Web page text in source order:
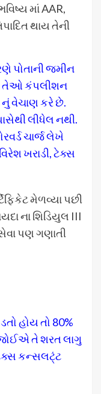
માં AAR,
થાય તેની
પોતાની જમીન
તેઓ કંપલીશન
નું વેચાણ કરે છે.
લીધેલ નથી.
ચાર્જ લેખે
ખરાડી, ટેક્સ
મેળવ્યા પછી
ના શિડિયુલ III
પણ ગણાતી
હોય તો 80%
જોઈએ તે શરત લાગુ
કન્સલટ્ંટ